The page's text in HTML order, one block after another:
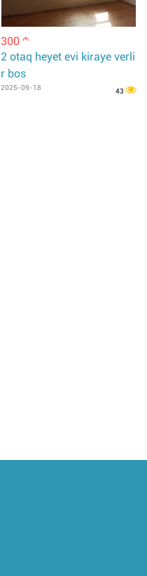
300 m
2 otaq heyet evi kiraye verli
r bos
2025-09-18 43